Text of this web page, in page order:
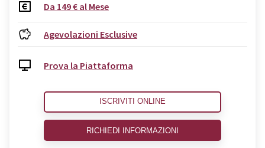
Da 149 € al Mese
Agevolazioni Esclusive
Prova la Piattaforma
ISCRIVITI ONLINE
RICHIEDI INFORMAZIONI